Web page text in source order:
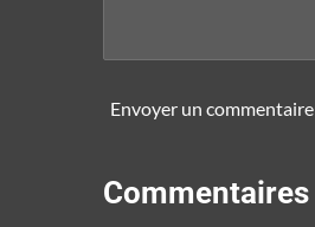
Envoyer un commentaire
Commentaires